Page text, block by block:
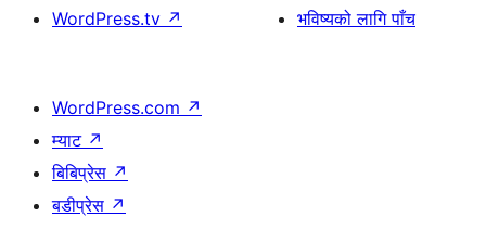
WordPress.tv ↗
भविष्यको लागि पाँच
WordPress.com ↗
म्याट ↗
बिबिप्रेस ↗
बडीप्रेस ↗